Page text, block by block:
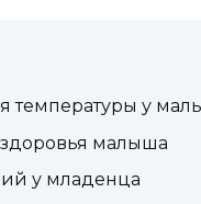
температуры у
здоровья малыша
у младенца